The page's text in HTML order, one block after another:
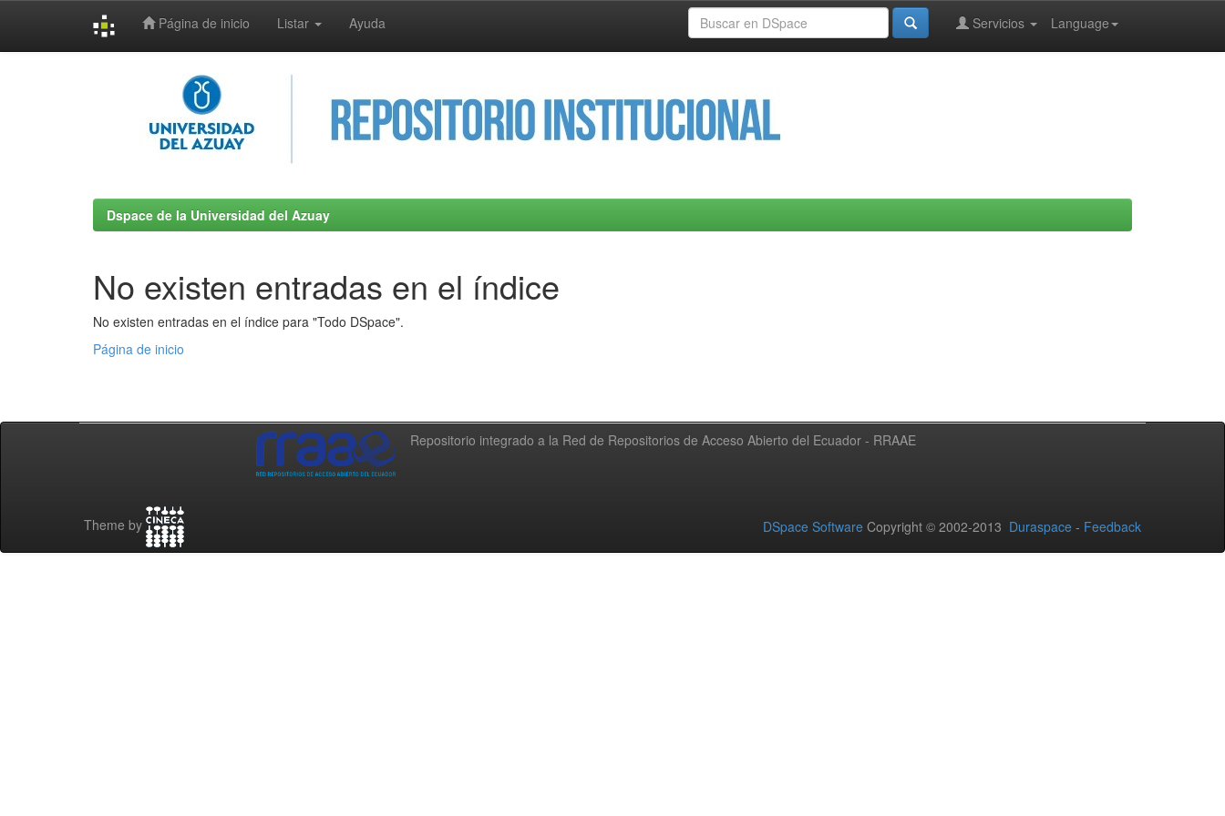
Página de inicio Listar Ayuda Language
Servicios
Dspace de la Universidad del Azuay
No existen entradas en el índice
No existen entradas en el índice para "Todo DSpace".
Página de inicio
Repositorio integrado a la Red de Repositorios de Acceso Abierto del Ecuador - RRAAE
Theme by DSpace Software Copyright © 2002-2013 Duraspace - Feedback